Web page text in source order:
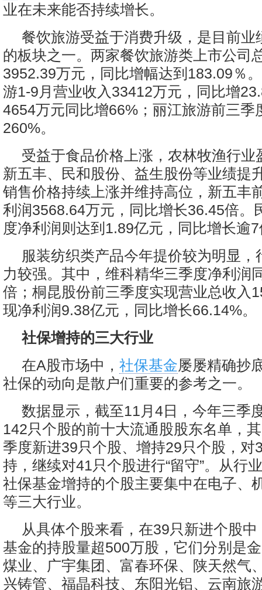
业在未来能否持续增长。
餐饮旅游受益于消费升级，是目前业
的板块之一。两家餐饮旅游类上市公司
3952.39万元，同比增幅达到183.09％
游1-9月营业收入33412万元，同比增
4654万元同比增66%；丽江旅游前三季
260%。
受益于食品价格上涨，农林牧渔行业
新五丰、民和股份、益生股份等业绩提
销售价格持续上涨并维持高位，新五丰
利润3568.64万元，同比增长36.45倍。
度净利润则达到1.89亿元，同比增长逾
服装纺织类产品今年提价较为明显，
力较强。其中，维科精华三季度净利润
倍；桐昆股份前三季度实现营业总收入
现净利润9.38亿元，同比增长66.14%。
社保增持的三大行业
在A股市场中， 社保基金屡屡精确抄
社保的动向是散户们重要的参考之一。
数据显示，截至11月4日，今年三季
142只个股的前十大流通股股东名单，
季度新进39只个股、增持29只个股，对
持，继续对41只个股进行“留守”。从行
社保基金增持的个股主要集中在电子、
等三大行业。
从具体个股来看，在39只新进个股
基金的持股量超500万股，它们分别是
煤业、广宇集团、富春环保、陕天然气
兴铸管、福晶科技、东阳光铝、云南旅